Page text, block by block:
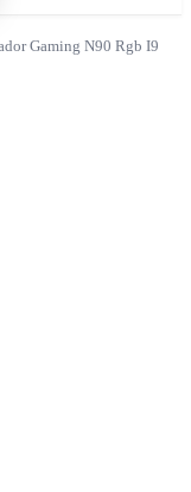
Gaming N90 Rgb I9